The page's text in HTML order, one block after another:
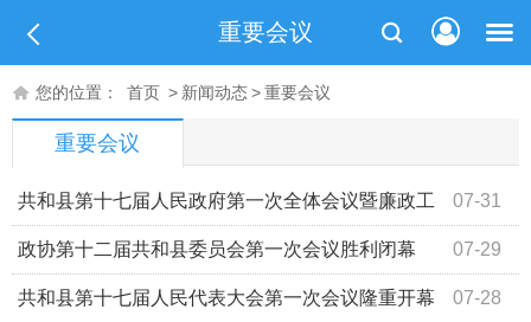
重要会议
您的位置： 首页 > 新闻动态>重要会议
重要会议
07-31
共和县第十七届人民政府第一次全体会议暨廉政工
作会议召开 07-29
政协第十二届共和县委员会第一次会议胜利闭幕
07-28
共和县第十七届人民代表大会第一次会议隆重开幕